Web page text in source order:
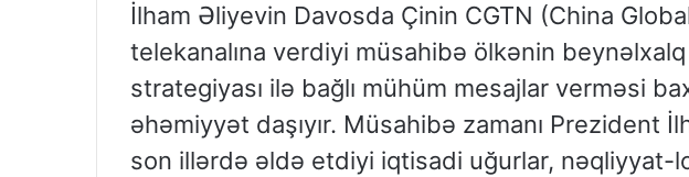
İlham Əliyevin Davosda Çinin CGTN (China
telekanalına verdiyi müsahibə ölkənin
strategiyası ilə bağlı mühüm mesajlar verməsi
əhəmiyyət daşıyır. Müsahibə zamanı Prezident
son illərdə əldə etdiyi iqtisadi uğurlar, nəqliyyat-